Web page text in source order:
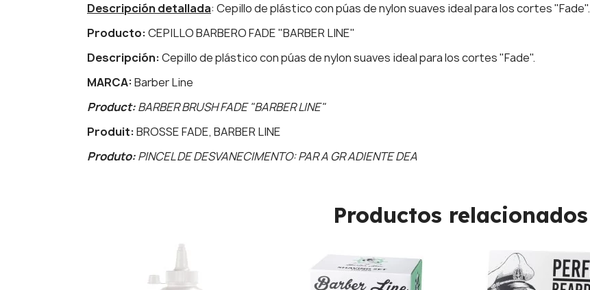
Descripción detallada: Cepillo de plástico con púas de nylon suaves ideal para los cortes "Fade".
Producto:CEPILLO BARBERO FADE "BARBER LINE"
Descripción:Cepillo de plástico con púas de nylon suaves ideal para los cortes "Fade".
MARCA:Barber Line
Product:BARBER BRUSH FADE "BARBER LINE"
Produit:BROSSE FADE, BARBER LINE
Produto:PINCEL DE DESVANECIMENTO: PAR A GR ADIENTE DEA
Productos relacionados